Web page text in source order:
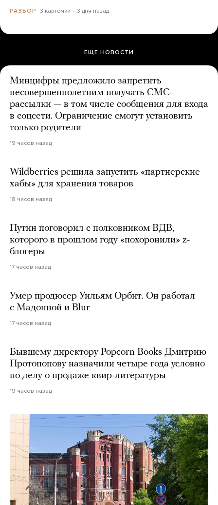
РАЗБОР 3 карточки 3 дня назад
ЕЩЕ НОВОСТИ
Минцифры предложило запретить
несовершеннолетним получать СМС-
рассылки — в том числе сообщения для входа
в соцсети. Ограничение смогут установить
только родители
19 часов назад
Wildberries решила запустить «партнерские
хабы» для хранения товаров
18 часов назад
Путин поговорил с полковником ВДВ,
которого в прошлом году «похоронили» z-
блогеры
17 часов назад
Умер продюсер Уильям Орбит. Он работал
с Мадонной и Blur
17 часов назад
Бывшему директору Popcorn Books Дмитрию
Протопопову назначили четыре года условно
по делу о продаже квир-литературы
19 часов назад